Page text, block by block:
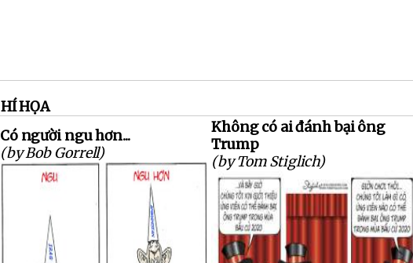
HÍ HỌA
Có người ngu hơn...
(by Bob Gorrell)
Không có ai đánh bại ông
Trump
(by Tom Stiglich)